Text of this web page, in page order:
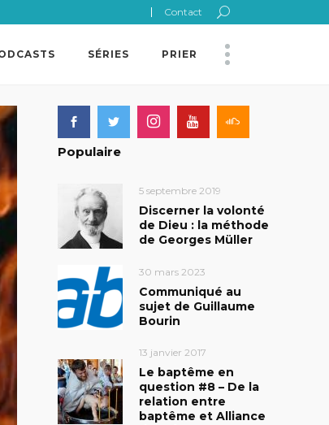
Contact
SÉRIES PRIER
Populaire
5 septembre 2019
Discerner la volonté
de Dieu : la méthode
de Georges Müller
30 mars 2023
Communiqué au
sujet de Guillaume
Bourin
13 janvier 2017
Le baptême en
question #8 – De la
relation entre
baptême et Alliance